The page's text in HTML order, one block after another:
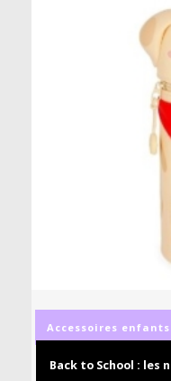
Accessoires enfants
Back to School : les